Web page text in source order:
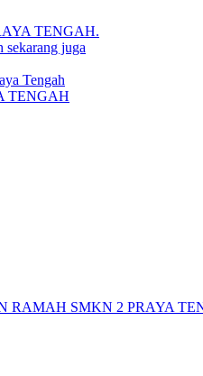
TENGAH.
juga
Tengah
TENGAH
SMKN 2 PRAYA